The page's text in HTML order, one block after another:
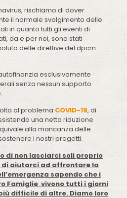
rischiamo di dover
il normale svolgimento delle
in quanto tutti gli eventi di
da e per noi, sono stati
delle direttive del dpcm
esclusivamente
senza nessun supporto
al problema COVID-19, di
una netta riduzione
alla mancanza delle
i nostri progetti.
di non lasciarci soli proprio
di aiutarci ad affrontare la
sapendo che i
Famiglie vivono tutti i giorni
difficile di altre. Diamo loro